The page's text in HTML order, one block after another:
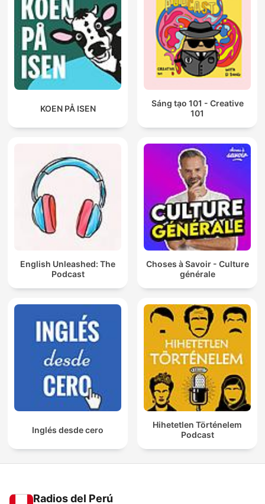
KOEN PÅ ISEN
Sáng tạo 101 - Creative
101
English Unleashed: The
Podcast
Choses à Savoir - Culture
générale
Inglés desde cero
Hihetetlen Történelem
Podcast
Radios del Perú